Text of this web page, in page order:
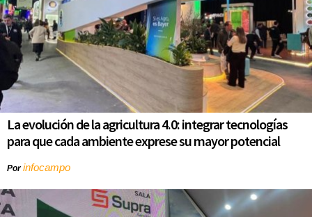
La evolución de la agricultura 4.0: integrar tecnologías
para que cada ambiente exprese su mayor potencial
Porinfocampo